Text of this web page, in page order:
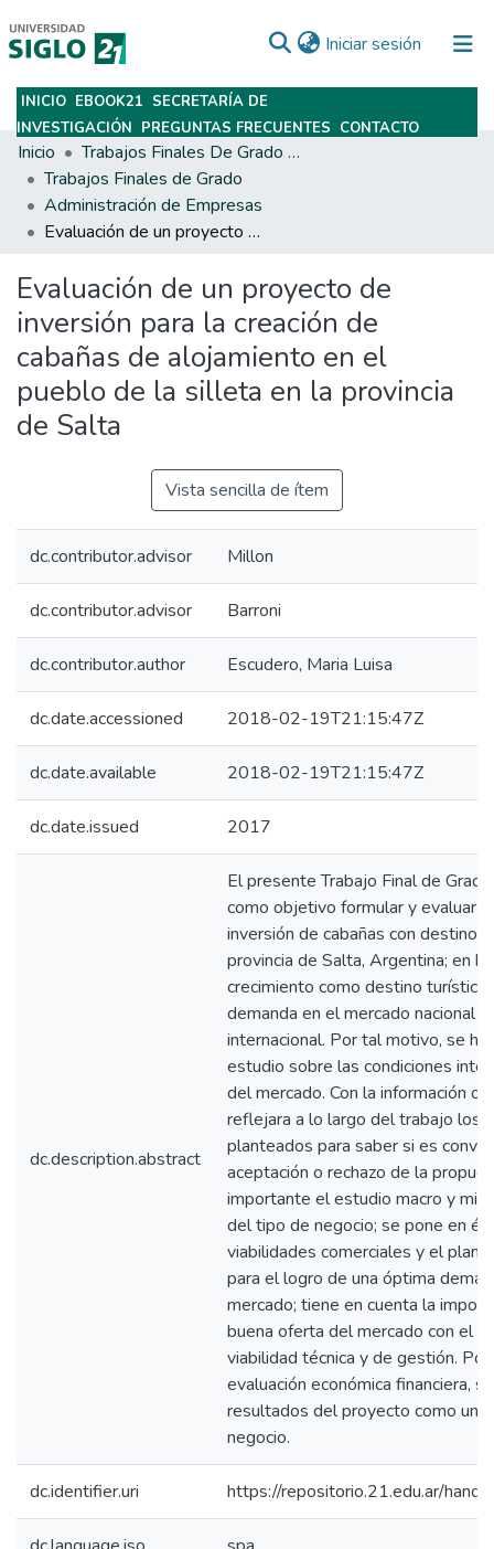
Iniciar sesión (current)
Subir
INICIO EBOOK21 SECRETARÍA DE
INVESTIGACIÓN PREGUNTAS FRECUENTES CONTACTO
Inicio
Trabajos Finales De Grado Y Posgrado
Trabajos Finales de Grado
Administración de Empresas
Evaluación de un proyecto de inversión para la creación de cabañas de alojamiento en el pueblo de la silleta en la provincia de Salta
Evaluación de un proyecto de
inversión para la creación de
cabañas de alojamiento en el
pueblo de la silleta en la provincia
de Salta
Vista sencilla de ítem
dc.contributor.advisor Millon
dc.contributor.advisor Barroni
dc.contributor.author Escudero, Maria Luisa
dc.date.accessioned 2018-02-19T21:15:47Z
dc.date.available 2018-02-19T21:15:47Z
dc.date.issued 2017
dc.description.abstract
El presente Trabajo Final de
como objetivo formular y evaluar
inversión de cabañas con destino
provincia de Salta, Argentina; en
crecimiento como destino turístico
demanda en el mercado nacional
internacional. Por tal motivo, se ha
estudio sobre las condiciones
del mercado. Con la información
reflejara a lo largo del trabajo los
planteados para saber si es
aceptación o rechazo de la
importante el estudio macro y
del tipo de negocio; se pone en
viabilidades comerciales y el plan
para el logro de una óptima
mercado; tiene en cuenta la
buena oferta del mercado con el
viabilidad técnica y de gestión.
evaluación económica financiera,
resultados del proyecto como
negocio.
dc.identifier.uri https://repositorio.21.edu.ar/